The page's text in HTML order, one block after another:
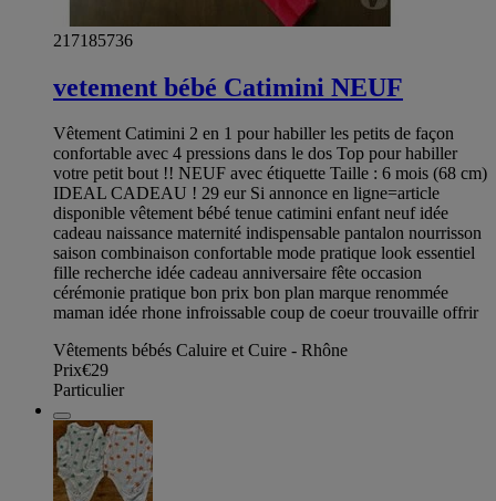
217185736
vetement bébé Catimini NEUF
Vêtement Catimini 2 en 1 pour habiller les petits de façon
confortable avec 4 pressions dans le dos Top pour habiller
votre petit bout !! NEUF avec étiquette Taille : 6 mois (68 cm)
IDEAL CADEAU ! 29 eur Si annonce en ligne=article
disponible vêtement bébé tenue catimini enfant neuf idée
cadeau naissance maternité indispensable pantalon nourrisson
saison combinaison confortable mode pratique look essentiel
fille recherche idée cadeau anniversaire fête occasion
cérémonie pratique bon prix bon plan marque renommée
maman idée rhone infroissable coup de coeur trouvaille offrir
Vêtements bébés Caluire et Cuire - Rhône
Prix€29
Particulier